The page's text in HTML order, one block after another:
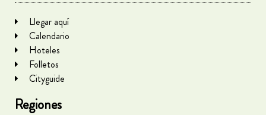
Llegar aquí
Calendario
Hoteles
Folletos
Cityguide
Regiones